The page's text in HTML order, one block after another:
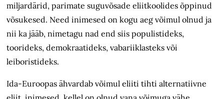
miljardärid, parimate suguvõsade eliitkoolides õppinud
võsukesed. Need inimesed on kogu aeg võimul olnud ja
nii ka jääb, nimetagu nad end siis populistideks,
toorideks, demokraatideks, vabariiklasteks või
leiboristideks.
Ida-Euroopas ähvardab võimul eliiti tihti alternatiivne